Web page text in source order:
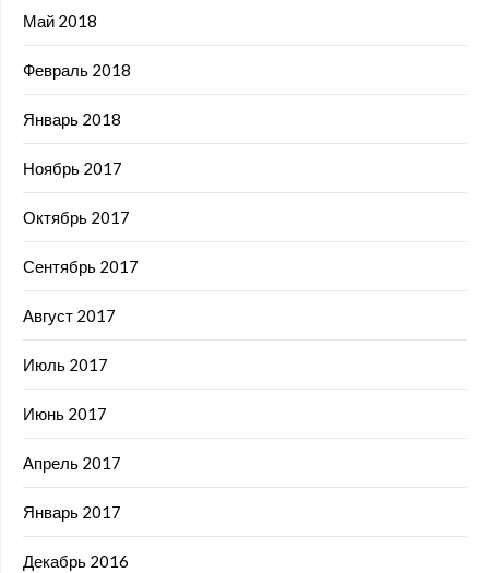
Май 2018
Февраль 2018
Январь 2018
Ноябрь 2017
Октябрь 2017
Сентябрь 2017
Август 2017
Июль 2017
Июнь 2017
Апрель 2017
Январь 2017
Декабрь 2016